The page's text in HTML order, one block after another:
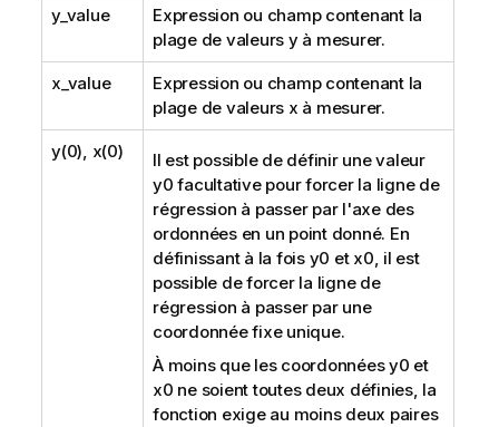
y_value
Expression ou champ contenant la
plage de valeurs yà mesurer.
x_value
Expression ou champ contenant la
plage de valeurs x à mesurer.
y(0), x(0)
Il est possible de définir une valeur
y0 facultative pour forcer la ligne de
régression à passer par l'axe des
ordonnées en un point donné. En
définissant à la fois y0 et x0, il est
possible de forcer la ligne de
régression à passer par une
coordonnée fixe unique.
À moins que les coordonnéesy0 et
x0 ne soient toutes deux définies, la
fonction exige au moins deux paires